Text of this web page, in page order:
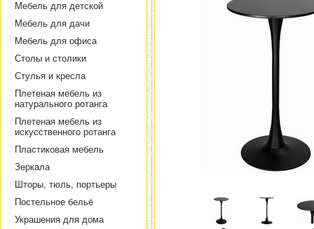
Мебель для детской
Мебель для дачи
Мебель для офиса
Столы и столики
Стулья и кресла
Плетеная мебель из
натурального ротанга
Плетеная мебель из
искусственного ротанга
Пластиковая мебель
Зеркала
Шторы, тюль, портьеры
Постельное бельё
Украшения для дома